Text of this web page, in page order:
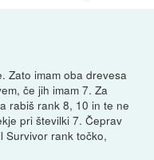
Zato imam oba drevesa
če jih imam 7. Za
rabiš rank 8, 10 in te ne
pri številki 7. Čeprav
Survivor rank točko,